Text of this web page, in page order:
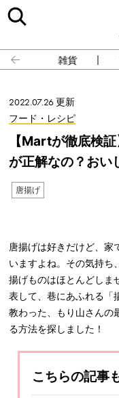
雑貨
2022.07.26 更新
フード・レシピ
【Martが徹底検
が正解なの？おい
唐揚げ
唐揚げは好きだけど、
いますよね。その気持ち
揚げものはほとんどしま
表して、巷にあふれる「
教わった、もり山さんの
る方法を探しました！
こちらの記事